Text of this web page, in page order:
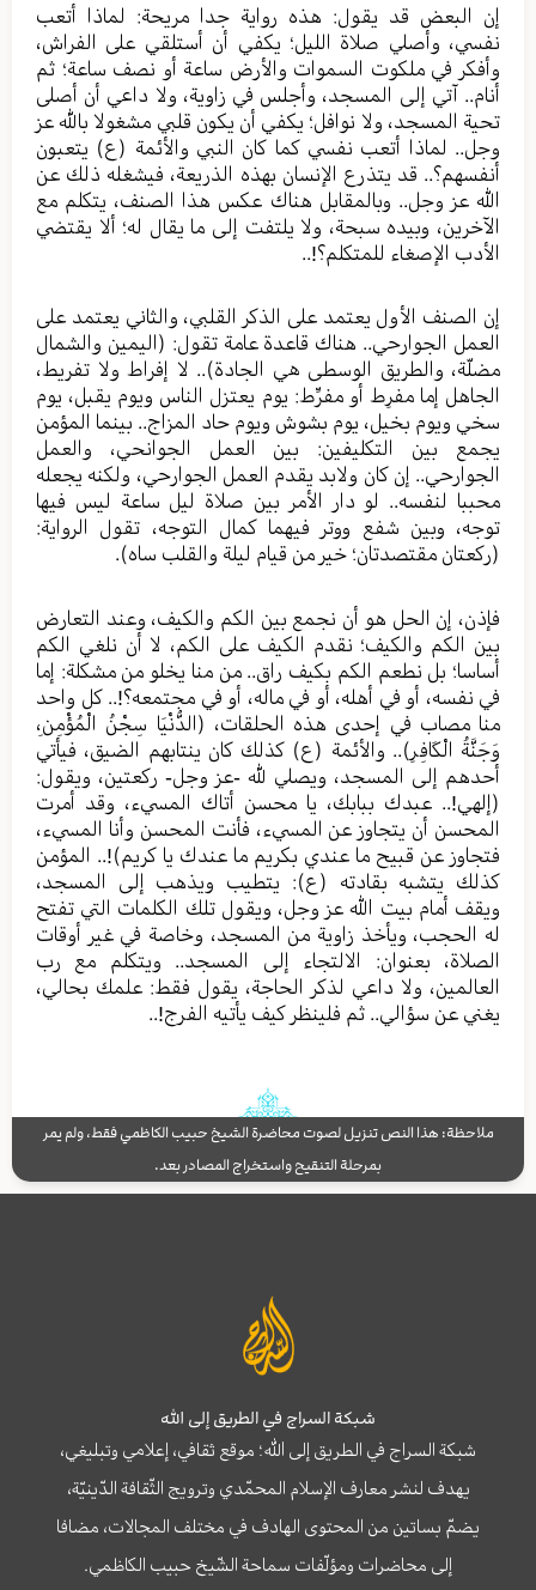
إن البعض قد يقول: هذه رواية جدا مريحة: لماذا أتعب
نفسي، وأصلي صلاة الليل؛ يكفي أن أستلقي على الفراش،
وأفكر في ملكوت السموات والأرض ساعة أو نصف ساعة؛ ثم
أنام.. آتي إلى المسجد، وأجلس في زاوية، ولا داعي أن أصلى
تحية المسجد، ولا نوافل؛ يكفي أن يكون قلبي مشغولا بالله عز
وجل.. لماذا أتعب نفسي كما كان النبي والأئمة (ع) يتعبون
أنفسهم؟.. قد يتذرع الإنسان بهذه الذريعة، فيشغله ذلك عن
الله عز وجل.. وبالمقابل هناك عكس هذا الصنف، يتكلم مع
الآخرين، وبيده سبحة، ولا يلتفت إلى ما يقال له؛ ألا يقتضي
الأدب الإصغاء للمتكلم؟!..
إن الصنف الأول يعتمد على الذكر القلبي، والثاني يعتمد على
العمل الجوارحي.. هناك قاعدة عامة تقول: (اليمين والشمال
مضلّة، والطريق الوسطى هي الجادة).. لا إفراط ولا تفريط،
الجاهل إما مفرِط أو مفرِّط: يوم يعتزل الناس ويوم يقبل، يوم
سخي ويوم بخيل، يوم بشوش ويوم حاد المزاج.. بينما المؤمن
يجمع بين التكليفين: بين العمل الجوانحي، والعمل
الجوارحي.. إن كان ولابد يقدم العمل الجوارحي، ولكنه يجعله
محببا لنفسه.. لو دار الأمر بين صلاة ليل ساعة ليس فيها
توجه، وبين شفع ووتر فيهما كمال التوجه، تقول الرواية:
(ركعتان مقتصدتان؛ خير من قيام ليلة والقلب ساه).
فإذن، إن الحل هو أن نجمع بين الكم والكيف، وعند التعارض
بين الكم والكيف؛ نقدم الكيف على الكم، لا أن نلغي الكم
أساسا؛ بل نطعم الكم بكيف راق.. من منا يخلو من مشكلة: إما
في نفسه، أو في أهله، أو في ماله، أو في مجتمعه؟!.. كل واحد
منا مصاب في إحدى هذه الحلقات، (الدُّنْيَا سِجْنُ الْمُؤْمِنِ،
وَجَنَّةُ الْكَافِرِ).. والأئمة (ع) كذلك كان ينتابهم الضيق، فيأتي
أحدهم إلى المسجد، ويصلي لله -عز وجل- ركعتين، ويقول:
(إلهي!.. عبدك ببابك، يا محسن أتاك المسيء، وقد أمرت
المحسن أن يتجاوز عن المسيء، فأنت المحسن وأنا المسيء،
فتجاوز عن قبيح ما عندي بكريم ما عندك يا كريم)!.. المؤمن
كذلك يتشبه بقادته (ع): يتطيب ويذهب إلى المسجد،
ويقف أمام بيت الله عز وجل، ويقول تلك الكلمات التي تفتح
له الحجب، ويأخذ زاوية من المسجد، وخاصة في غير أوقات
الصلاة، بعنوان: الالتجاء إلى المسجد.. ويتكلم مع رب
العالمين، ولا داعي لذكر الحاجة، يقول فقط: علمك بحالي،
يغني عن سؤالي.. ثم فلينظر كيف يأتيه الفرج!..
ملاحظة: هذا النص تنزيل لصوت محاضرة الشيخ حبيب الكاظمي فقط، ولم يمر
بمرحلة التنقيح واستخراج المصادر بعد.
شبكة السراج في الطريق إلى الله
شبكة السراج في الطريق إلى الله؛ موقع ثقافي، إعلامي وتبليغي،
يهدف لنشر معارف الإسلام المحمّدي وترويج الثّقافة الدّينيّة،
يضمّ بساتين من المحتوى الهادف في مختلف المجالات، مضافا
إلى محاضرات ومؤلّفات سماحة الشّيخ حبيب الكاظمي.